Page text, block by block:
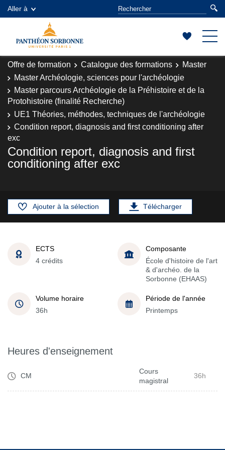
Aller à
Offre de formation Catalogue des formations
Master
Master Archéologie, sciences pour l'archéologie
Master parcours Archéologie de la Préhistoire et de la
Protohistoire (finalité Recherche)
UE1 Théories, méthodes, techniques de l'archéologie
Condition report, diagnosis and first conditioning after
exc
Condition report, diagnosis and first
conditioning after exc
Ajouter à la sélection Télécharger
ECTS
4 crédits
Composante
École d'histoire de l'art
& d'archéo. de la
Sorbonne (EHAAS)
Volume horaire
36h
Période de l'année
Printemps
Heures d'enseignement
CM
Cours
magistral
36h